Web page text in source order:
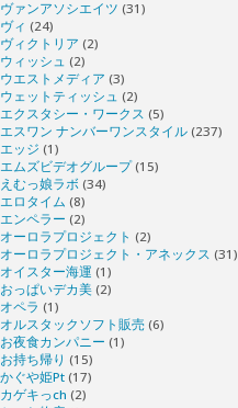
ヴァンアソシエイツ (31)
ヴィ (24)
ヴィクトリア (2)
ウィッシュ (2)
ウエストメディア (3)
ウェットティッシュ (2)
エクスタシー・ワークス (5)
エスワン ナンバーワンスタイル (237)
エッジ (1)
エムズビデオグループ(15)
えむっ娘ラボ (34)
エロタイム (8)
エンペラー (2)
オーロラプロジェクト (2)
オーロラプロジェクト・アネックス (31)
オイスター海運 (1)
おっぱいデカ美 (2)
オペラ (1)
オルスタックソフト販売 (6)
お夜食カンパニー (1)
お持ち帰り (15)
かぐや姫Pt (17)
カゲキっch (2)